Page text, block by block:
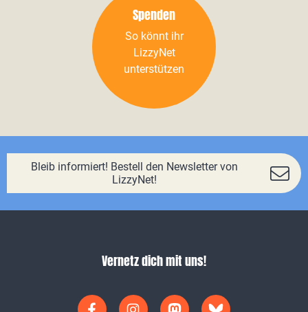
Spenden
So könnt ihr
LizzyNet
unterstützen
Bleib informiert! Bestell den Newsletter von
LizzyNet!
Vernetz dich mit uns!